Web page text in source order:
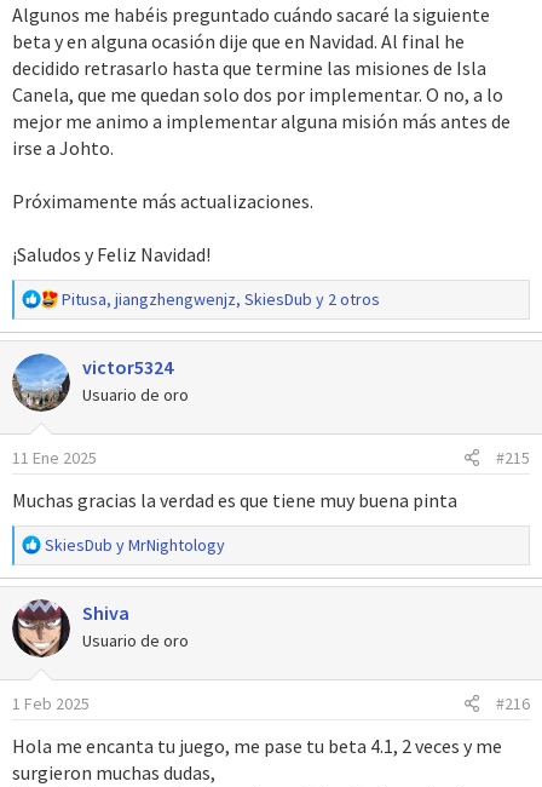
Algunos me habéis preguntado cuándo sacaré la siguiente
beta y en alguna ocasión dije que en Navidad. Al final he
decidido retrasarlo hasta que termine las misiones de Isla
Canela, que me quedan solo dos por implementar. O no, a lo
mejor me animo a implementar alguna misión más antes de
irse a Johto.
Próximamente más actualizaciones.
¡Saludos y Feliz Navidad!
R
e
a
c
c
o
n
s
:
Pitusa, jiangzhengwenjz, SkiesDub y 2 otros
victor5324
Usuario de oro
11 Ene 2025 #215
Muchas gracias la verdad es que tiene muy buena pinta
R
e
a
c
c
i
o
n
s
:
SkiesDub yMrNightology
Shiva
Usuario de oro
1 Feb 2025 #216
Hola me encanta tu juego, me pase tu beta 4.1, 2 veces y me
surgieron muchas dudas,